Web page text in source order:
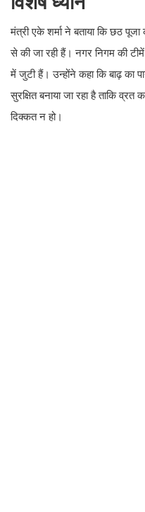
मंत्री एके शर्मा ने बताया कि छठ
से की जा रही हैं। नगर निगम की
में जुटी हैं। उन्होंने कहा कि बाढ़ का
सुरक्षित बनाया जा रहा है ताकि
दिक्कत न हो।